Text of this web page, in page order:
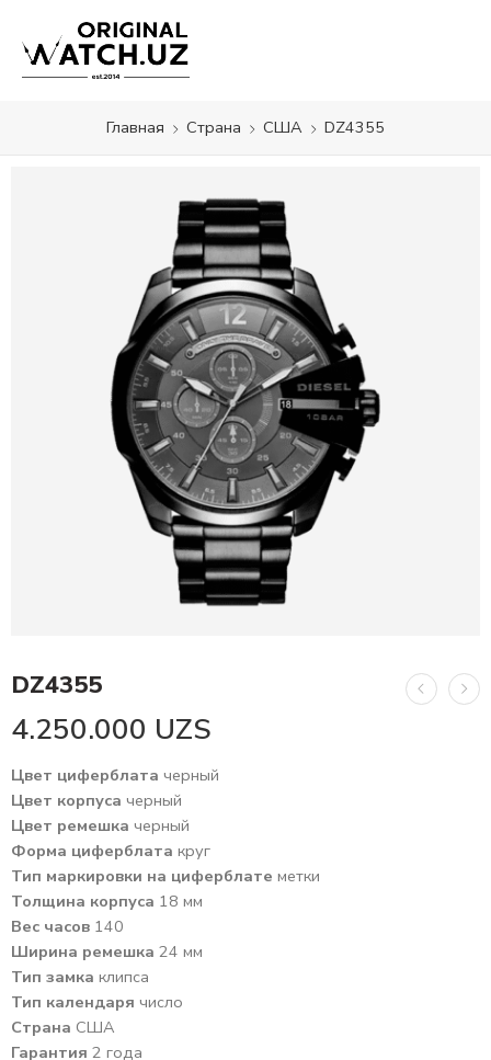
Главная Страна США DZ4355
DZ4355
4.250.000 UZS
Цвет циферблата черный
Цвет корпуса черный
Цвет ремешка черный
Форма циферблата круг
Тип маркировки на циферблате метки
Толщина корпуса 18 мм
Вес часов 140
Ширина ремешка 24 мм
Тип замка клипса
Тип календаря число
Страна США
Гарантия 2 года